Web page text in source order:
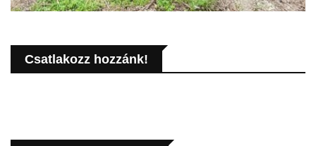
Csatlakozz hozzánk!